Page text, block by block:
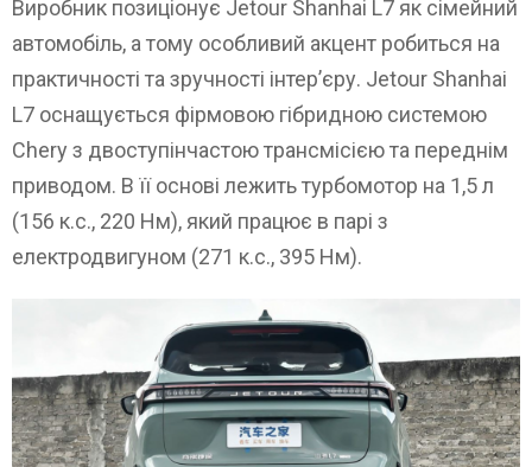
Виробник позиціонує Jetour Shanhai L7 як сімейний
автомобіль, а тому особливий акцент робиться на
практичності та зручності інтер’єру. Jetour Shanhai
L7 оснащується фірмовою гібридною системою
Chery з двоступінчастою трансмісією та переднім
приводом. В її основі лежить турбомотор на 1,5 л
(156 к.с., 220 Нм), який працює в парі з
електродвигуном (271 к.с., 395 Нм).